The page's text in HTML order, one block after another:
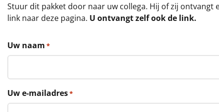
€40 tot €45
€50 tot €55
€55 tot €75
€75 tot €100
Stuur dit pakket door naar uw collega. Hij of zij ontvangt
link naar deze pagina. U ontvangt zelf ook de link.
Uw naam *
Uw e-mailadres*